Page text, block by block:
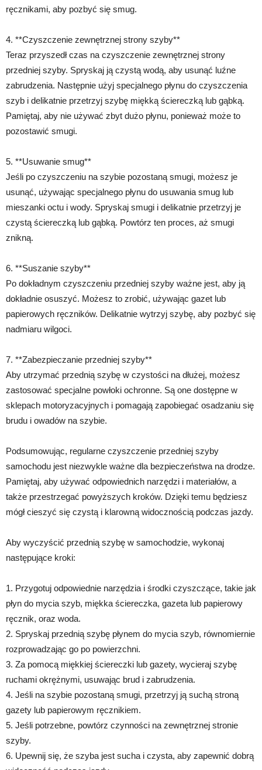
ręcznikami, aby pozbyć się smug.
4. **Czyszczenie zewnętrznej strony szyby**
Teraz przyszedł czas na czyszczenie zewnętrznej strony
przedniej szyby. Spryskaj ją czystą wodą, aby usunąć luźne
zabrudzenia. Następnie użyj specjalnego płynu do czyszczenia
szyb i delikatnie przetrzyj szybę miękką ściereczką lub gąbką.
Pamiętaj, aby nie używać zbyt dużo płynu, ponieważ może to
pozostawić smugi.
5. **Usuwanie smug**
Jeśli po czyszczeniu na szybie pozostaną smugi, możesz je
usunąć, używając specjalnego płynu do usuwania smug lub
mieszanki octu i wody. Spryskaj smugi i delikatnie przetrzyj je
czystą ściereczką lub gąbką. Powtórz ten proces, aż smugi
znikną.
6. **Suszanie szyby**
Po dokładnym czyszczeniu przedniej szyby ważne jest, aby ją
dokładnie osuszyć. Możesz to zrobić, używając gazet lub
papierowych ręczników. Delikatnie wytrzyj szybę, aby pozbyć się
nadmiaru wilgoci.
7. **Zabezpieczanie przedniej szyby**
Aby utrzymać przednią szybę w czystości na dłużej, możesz
zastosować specjalne powłoki ochronne. Są one dostępne w
sklepach motoryzacyjnych i pomagają zapobiegać osadzaniu się
brudu i owadów na szybie.
Podsumowując, regularne czyszczenie przedniej szyby
samochodu jest niezwykle ważne dla bezpieczeństwa na drodze.
Pamiętaj, aby używać odpowiednich narzędzi i materiałów, a
także przestrzegać powyższych kroków. Dzięki temu będziesz
mógł cieszyć się czystą i klarowną widocznością podczas jazdy.
Aby wyczyścić przednią szybę w samochodzie, wykonaj
następujące kroki:
1. Przygotuj odpowiednie narzędzia i środki czyszczące, takie jak
płyn do mycia szyb, miękka ściereczka, gazeta lub papierowy
ręcznik, oraz woda.
2. Spryskaj przednią szybę płynem do mycia szyb, równomiernie
rozprowadzając go po powierzchni.
3. Za pomocą miękkiej ściereczki lub gazety, wycieraj szybę
ruchami okrężnymi, usuwając brud i zabrudzenia.
4. Jeśli na szybie pozostaną smugi, przetrzyj ją suchą stroną
gazety lub papierowym ręcznikiem.
5. Jeśli potrzebne, powtórz czynności na zewnętrznej stronie
szyby.
6. Upewnij się, że szyba jest sucha i czysta, aby zapewnić dobrą